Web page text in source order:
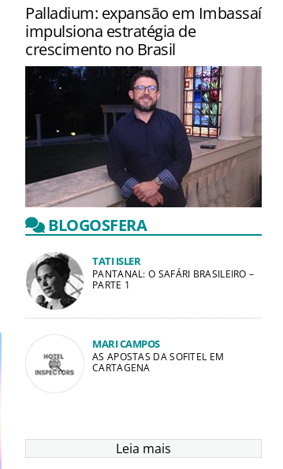
Palladium: expansão em Imbassaí
impulsiona estratégia de
crescimento no Brasil
VP comercial destaca chegada do
Family Selection no País e busca de
experiências premium pelos brasileiros
BLOGOSFERA
TATI ISLER
PANTANAL: O SAFÁRI BRASILEIRO –
PARTE 1
MARI CAMPOS
AS APOSTAS DA SOFITEL EM
CARTAGENA
Leia mais